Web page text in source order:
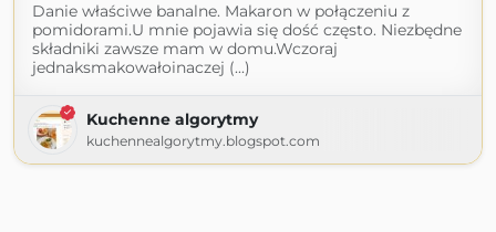
Danie właściwe banalne. Makaron w połączeniu z
pomidorami.U mnie pojawia się dość często. Niezbędne
składniki zawsze mam w domu.Wczoraj
jednaksmakowałoinaczej (...)
Kuchenne algorytmy
kuchennealgorytmy.blogspot.com